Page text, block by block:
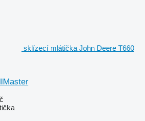
sklízecí mlátička John Deere T660